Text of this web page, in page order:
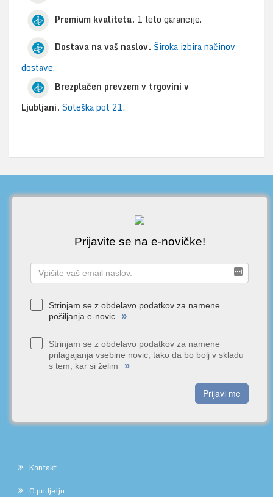
Premium kvaliteta. 1 leto garancije.
Dostava na vaš naslov. Široka izbira načinov
dostave.
Brezplačen prevzem v trgovini v
Ljubljani. Soteška pot 21.
Prijavite se na e-novičke!
Strinjam se z obdelavo podatkov za namene
pošiljanja e-novic
»
Strinjam se z obdelavo podatkov za namene
prilagajanja vsebine novic, tako da bo bolj v skladu
s tem, kar si želim
»
Prijavi me
Kontakt
O podjetju